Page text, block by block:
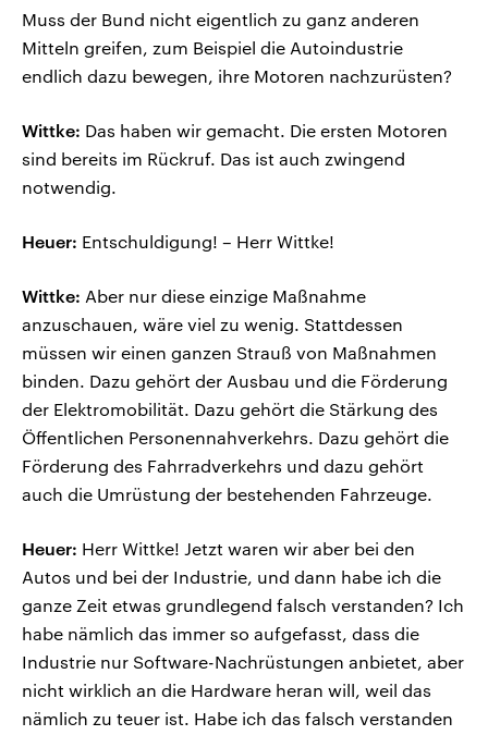
Muss der Bund nicht eigentlich zu ganz anderen
Mitteln greifen, zum Beispiel die Autoindustrie
endlich dazu bewegen, ihre Motoren nachzurüsten?
Wittke: Das haben wir gemacht. Die ersten Motoren
sind bereits im Rückruf. Das ist auch zwingend
notwendig.
Heuer: Entschuldigung! – Herr Wittke!
Wittke: Aber nur diese einzige Maßnahme
anzuschauen, wäre viel zu wenig. Stattdessen
müssen wir einen ganzen Strauß von Maßnahmen
binden. Dazu gehört der Ausbau und die Förderung
der Elektromobilität. Dazu gehört die Stärkung des
Öffentlichen Personennahverkehrs. Dazu gehört die
Förderung des Fahrradverkehrs und dazu gehört
auch die Umrüstung der bestehenden Fahrzeuge.
Heuer: Herr Wittke! Jetzt waren wir aber bei den
Autos und bei der Industrie, und dann habe ich die
ganze Zeit etwas grundlegend falsch verstanden? Ich
habe nämlich das immer so aufgefasst, dass die
Industrie nur Software-Nachrüstungen anbietet, aber
nicht wirklich an die Hardware heran will, weil das
nämlich zu teuer ist. Habe ich das falsch verstanden